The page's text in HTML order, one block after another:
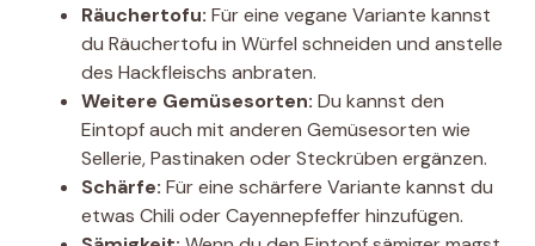
Räuchertofu: Für eine vegane Variante kannst
du Räuchertofu in Würfel schneiden und anstelle
des Hackfleischs anbraten.
Weitere Gemüsesorten: Du kannst den
Eintopf auch mit anderen Gemüsesorten wie
Sellerie, Pastinaken oder Steckrüben ergänzen.
Schärfe: Für eine schärfere Variante kannst du
etwas Chili oder Cayennepfeffer hinzufügen.